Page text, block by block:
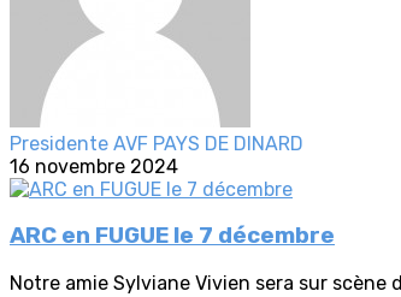
Presidente AVF PAYS DE DINARD
16 novembre 2024
ARC en FUGUE le 7 décembre
Notre amie Sylviane Vivien sera sur scène